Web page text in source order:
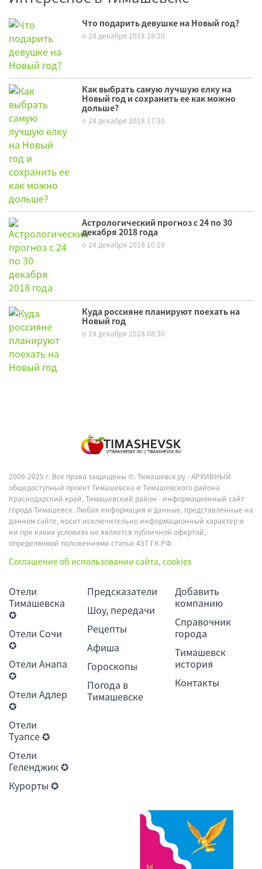
Что подарить девушке на Новый год?
24 декабря 2018 18:20
Как выбрать самую лучшую елку на
Новый год и сохранить ее как можно
дольше?
24 декабря 2018 17:30
Астрологический прогноз с 24 по 30
декабря 2018 года
24 декабря 2018 10:19
Куда россияне планируют поехать на
Новый год
24 декабря 2018 08:30
2009-2025 г. Все права защищены ©.Тимашевск.ру - АРХИВНЫЙ
общедоступный проект Тимашевска и Тимашевского района
Краснодарский край, Тимашевский район - информационный сайт
города Тимашевск. Любая информация и данные, представленные на
данном сайте, носит исключительно информационный характер и
ни при каких условиях не является публичной офертой,
определяемой положениями статьи 437 ГК РФ.
Соглашение об использовании сайта, cookies
Отели
Тимашевска
✪
Отели Сочи
✪
Отели Анапа
✪
Отели Адлер
✪
Отели
Туапсе ✪
Отели
Геленджик ✪
Курорты ✪
Предсказатели
Шоу, передачи
Рецепты
Афиша
Гороскопы
Погода в
Тимашевске
Добавить
компанию
Справочник
города
Тимашевск
история
Контакты